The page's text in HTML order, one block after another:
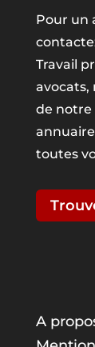
Pour un
Travail
avocats,
de notre
toutes
A